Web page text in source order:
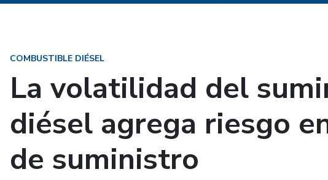
COMBUSTIBLE DIÉSEL
La volatilidad del
diésel agrega riesgo
de suministro